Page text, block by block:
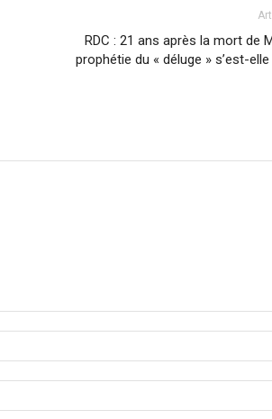
RDC : 21 ans après la mort de
prophétie du « déluge » s’est-